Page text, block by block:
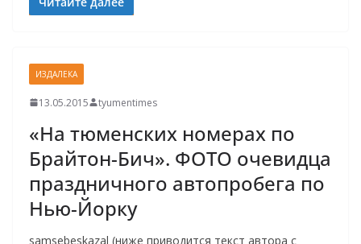
ИЗДАЛЕКА
13.05.2015 tyumentimes
«На тюменских номерах по
Брайтон-Бич». ФОТО очевидца
праздничного автопробега по
Нью-Йорку
samsebeskazal (ниже приводится текст автора с